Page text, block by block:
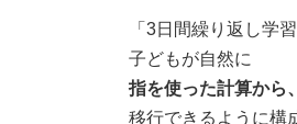
「3日間繰り返し学
子どもが自然に
指を使った計算から
移行できるように構